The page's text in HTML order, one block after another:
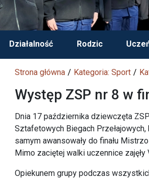
Działalność Rodzic
Strona główna Kategoria: Sport
Występ ZSP nr 8 w
Dnia 17 października dziewczęta
Sztafetowych Biegach
samym awansowały do finału
Mimo zaciętej walki uczennice zajęły
Opiekunem grupy podczas